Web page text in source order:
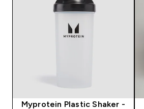
Myprotein Plastic Shaker -